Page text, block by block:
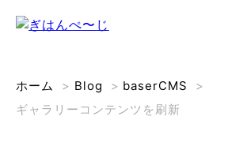
ホーム > Blog > baserCMS
>
ギャラリーコンテンツを刷新